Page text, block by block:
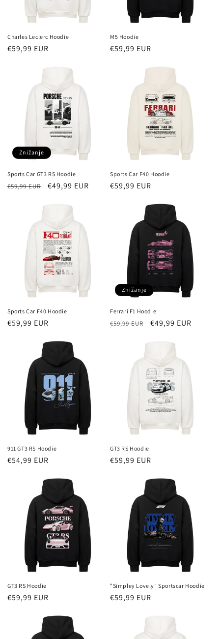
Charles Leclerc Hoodie
Redna
€59,99 EUR
M5 Hoodie
Redna
€59,99 EUR
Znižanje
Sports Car GT3 RS Hoodie
Redna
€59,99 EUR
Znižana
€49,99 EUR
Sports Car F40 Hoodie
Redna
€59,99 EUR
Sports Car F40 Hoodie
Redna
€59,99 EUR
Znižanje
Ferrari F1 Hoodie
Redna
€59,99 EUR
Znižana
€49,99 EUR
911 GT3 RS Hoodie
Redna
€54,99 EUR
GT3 RS Hoodie
Redna
€59,99 EUR
GT3 RS Hoodie
Redna
€59,99 EUR
"Simpley Lovely" Sportscar Hoodie
Redna
€59,99 EUR